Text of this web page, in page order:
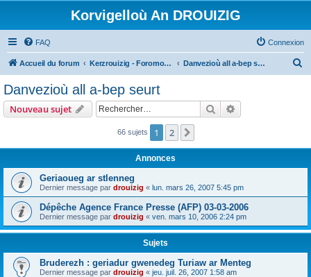
Korvigelloù An DROUIZIG
FAQ Connexion
Accueil du forum Kerzrouizig - Foromoù An Drouizig Danvezioù all a-bep seurt
e
Danvezioù all a-bep seurt
Nouveau sujet Rechercher
66 sujets 1 2
Annonces
Geriaoueg ar stlenneg
Dernier message par drouizig « lun. mars 26, 2007 5:45 pm
Dépêche Agence France Presse (AFP) 03-03-2006
Dernier message par drouizig « ven. mars 10, 2006 2:24 pm
Sujets
Bruderezh : geriadur gwenedeg Turiaw ar Menteg
Dernier message par drouizig « jeu. juil. 26, 2007 1:58 am